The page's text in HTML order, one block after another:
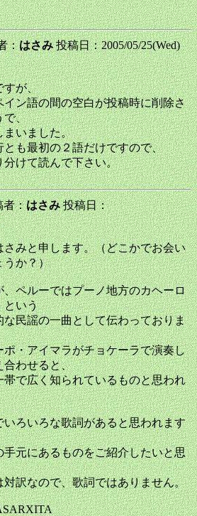
：はさみ投稿日：2005/05/25(Wed)
すが、
イン語の間の空白が投稿時に削除さ
で、
まいました。
とも最初の２語だけですので、
分けて読んで下さい。
：はさみ投稿日：
さみと申します。（どこかでお会い
うか？）
、ペルーではプーノ地方のカヘーロ
という
な民謡の一曲として伝わっておりま
ポ・アイマラがチョケーラで演奏し
合わせると、
帯で広く知られているものと思われ
いろいろな歌詞があると思われます
手元にあるものをご紹介したいと思
対訳なので、歌詞ではありません。